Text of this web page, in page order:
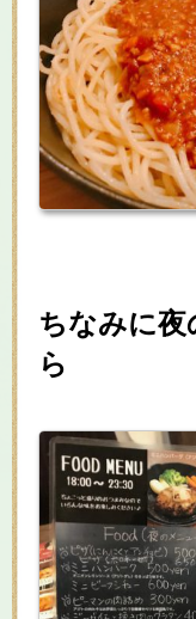
ちなみに
ら